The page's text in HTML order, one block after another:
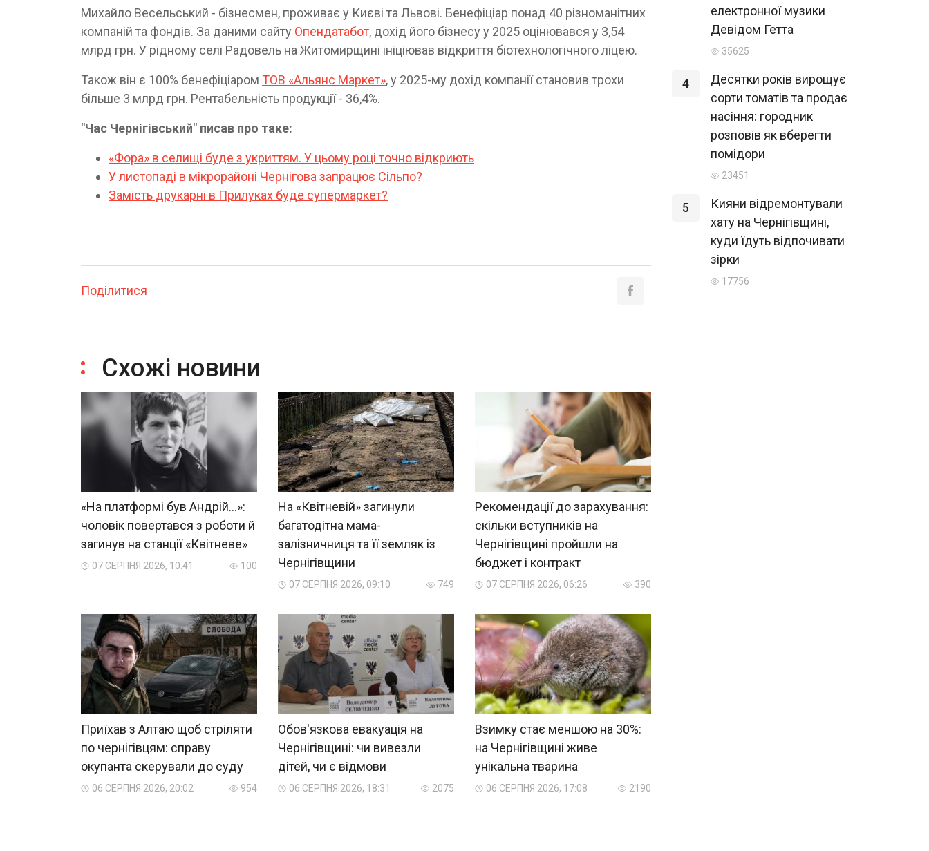
Михайло Весельський - бізнесмен, проживає у Києві та Львові. Бенефіціар понад 40 різноманітних
компаній та фондів. За даними сайту Опендатабот, дохід його бізнесу у 2025 оцінювався у 3,54
млрд грн. У рідному селі Радовель на Житомирщині ініціював відкриття біотехнологічного ліцею.
Також він є 100% бенефіціаром ТОВ «Альянс Маркет», у 2025-му дохід компанії становив трохи
більше 3 млрд грн. Рентабельність продукції - 36,4%.
"Час Чернігівський" писав про таке:
«Фора» в селищі буде з укриттям. У цьому році точно відкриють
У листопаді в мікрорайоні Чернігова запрацює Сільпо?
Замість друкарні в Прилуках буде супермаркет?
Поділитися
Схожі новини
«На платформі був Андрій...»:
чоловік повертався з роботи й
загинув на станції «Квітневе»
07 СЕРПНЯ 2026, 10:41 100
На «Квітневій» загинули
багатодітна мама-
залізничниця та її земляк із
Чернігівщини
07 СЕРПНЯ 2026, 09:10 749
Рекомендації до зарахування:
скільки вступників на
Чернігівщині пройшли на
бюджет і контракт
07 СЕРПНЯ 2026, 06:26 390
Приїхав з Алтаю щоб стріляти
по чернігівцям: справу
окупанта скерували до суду
06 СЕРПНЯ 2026, 20:02 954
Обов'язкова евакуація на
Чернігівщині: чи вивезли
дітей, чи є відмови
06 СЕРПНЯ 2026, 18:31 2075
Взимку стає меншою на 30%:
на Чернігівщині живе
унікальна тварина
06 СЕРПНЯ 2026, 17:08 2190
електронної музики
Девідом Гетта
35625
4
Десятки років вирощує
сорти томатів та продає
насіння: городник
розповів як вберегти
помідори
23451
5
Кияни відремонтували
хату на Чернігівщині,
куди їдуть відпочивати
зірки
17756